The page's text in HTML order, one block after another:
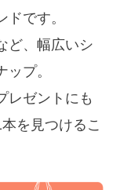
です。
ど、幅広いシ
プ。
レゼントにも
を見つけるこ